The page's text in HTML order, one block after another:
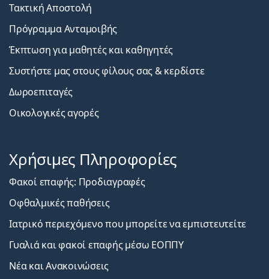
Τακτική Αποστολή
Πρόγραμμα Ανταμοιβής
Έκπτωση για μαθητές και καθηγητές
Συστήστε μας στους φίλους σας & κερδίστε
Δωροεπιταγές
Οικολογικές αγορές
Χρήσιμες Πληροφορίες
Φακοί επαφής: Προδιαγραφές
Οφθαλμικές παθήσεις
Ιατρικό περιεχόμενο που μπορείτε να εμπιστευτείτε
Γυαλιά και φακοί επαφής μέσω ΕΟΠΠΥ
Νέα και Ανακοινώσεις